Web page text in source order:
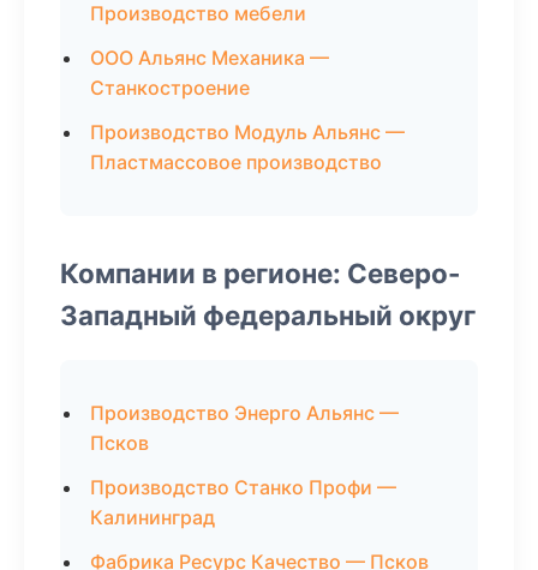
Производство мебели
ООО Альянс Механика —
Станкостроение
Производство Модуль Альянс —
Пластмассовое производство
Компании в регионе: Северо-
Западный федеральный округ
Производство Энерго Альянс —
Псков
Производство Станко Профи —
Калининград
Фабрика Ресурс Качество — Псков